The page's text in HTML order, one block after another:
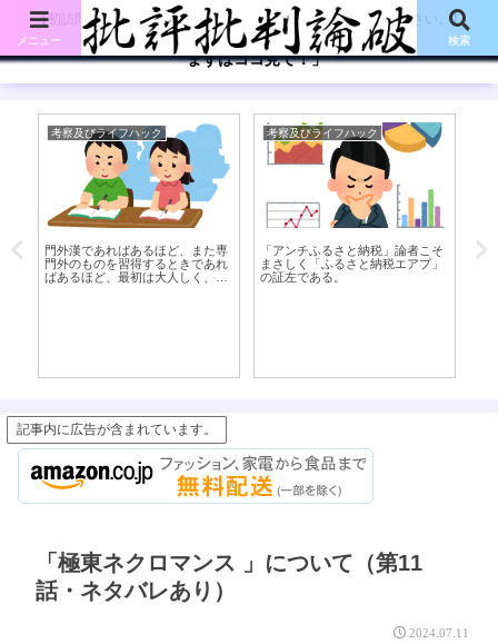
【初訪問の方は、下記の「まずはココ見て!」ボタンをご覧ください。】
「まずはココ見て！」
考察及びライフハック
門外漢であればあるほど、また専
門外のものを習得するときであれ
ばあるほど、最初は大人しく、身
考察及びライフハック
「アンチふるさと納税」論者こそ
まさしく「ふるさと納税エアプ」
の証左である。
ど
記事内に広告が含まれています。
「極東ネクロマンス 」について（第11
話・ネタバレあり）
2024.07.11
メニュー 検索